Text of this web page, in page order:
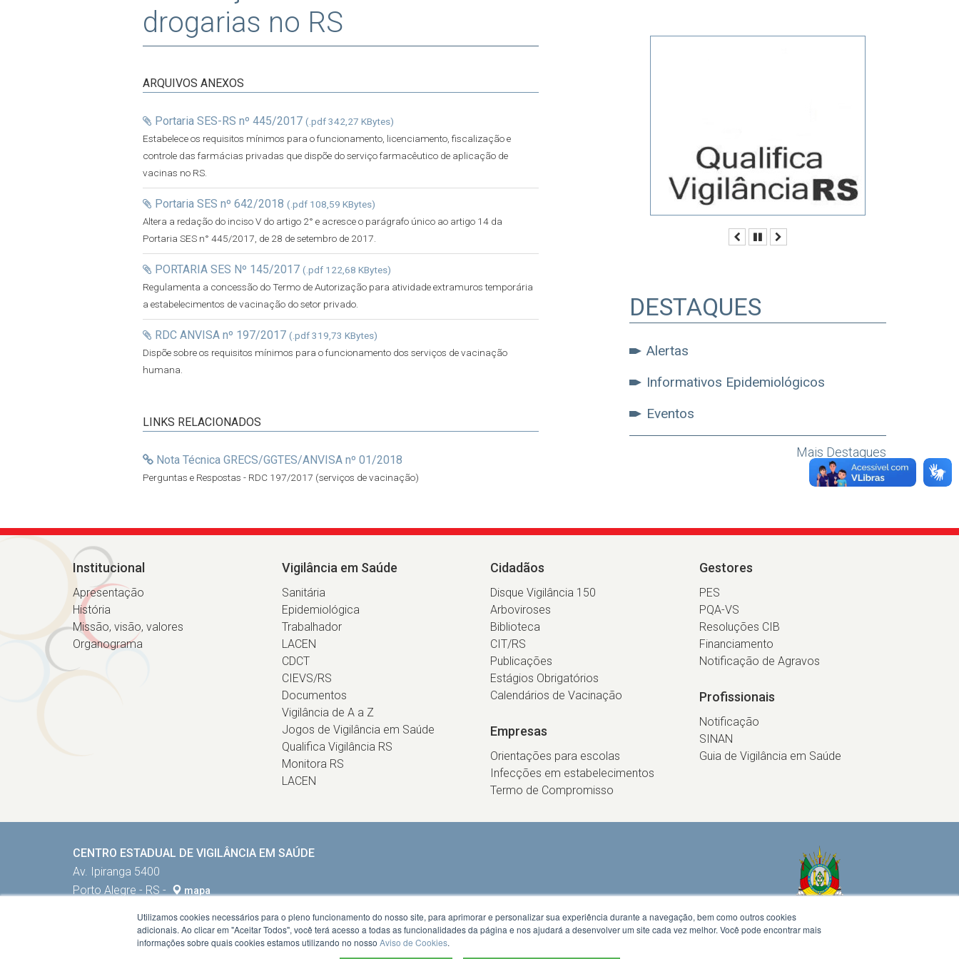
drogarias no RS
ARQUIVOS ANEXOS
Portaria SES-RS nº 445/2017 (.pdf 342,27 KBytes)
Estabelece os requisitos mínimos para o funcionamento, licenciamento, fiscalização e
controle das farmácias privadas que dispõe do serviço farmacêutico de aplicação de
vacinas no RS.
Portaria SES nº 642/2018 (.pdf 108,59 KBytes)
Altera a redação do inciso V do artigo 2° e acresce o parágrafo único ao artigo 14 da
Portaria SES n° 445/2017, de 28 de setembro de 2017.
PORTARIA SES Nº 145/2017 (.pdf 122,68 KBytes)
Regulamenta a concessão do Termo de Autorização para atividade extramuros temporária
a estabelecimentos de vacinação do setor privado.
RDC ANVISA nº 197/2017 (.pdf 319,73 KBytes)
Dispõe sobre os requisitos mínimos para o funcionamento dos serviços de vacinação
humana.
LINKS RELACIONADOS
Nota Técnica GRECS/GGTES/ANVISA nº 01/2018
Perguntas e Respostas - RDC 197/2017 (serviços de vacinação)
AnteriorPausar
DESTAQUES
Alertas
Informativos Epidemiológicos
Eventos
Mais Destaques
Institucional
Apresentação
História
Missão, visão, valores
Organograma
Vigilância em Saúde
Sanitária
Epidemiológica
Trabalhador
LACEN
CDCT
CIEVS/RS
Documentos
Vigilância de A a Z
Jogos de Vigilância em Saúde
Qualifica Vigilância RS
Monitora RS
LACEN
Cidadãos
Disque Vigilância 150
Arboviroses
Biblioteca
CIT/RS
Publicações
Estágios Obrigatórios
Calendários de Vacinação
Empresas
Orientações para escolas
Infecções em estabelecimentos
Termo de Compromisso
Gestores
PES
PQA-VS
Resoluções CIB
Financiamento
Notificação de Agravos
Profissionais
Notificação
SINAN
Guia de Vigilância em Saúde
CENTRO ESTADUAL DE VIGILÂNCIA EM SAÚDE
Av. Ipiranga 5400
Porto Alegre - RS -
mapa
5132884002
Utilizamos cookies necessários para o pleno funcionamento do nosso site, para aprimorar e personalizar sua experiência durante a navegação, bem como outros cookies
adicionais. Ao clicar em "Aceitar Todos", você terá acesso a todas as funcionalidades da página e nos ajudará a desenvolver um site cada vez melhor. Você pode encontrar mais
informações sobre quais cookies estamos utilizando no nosso Aviso de Cookies.